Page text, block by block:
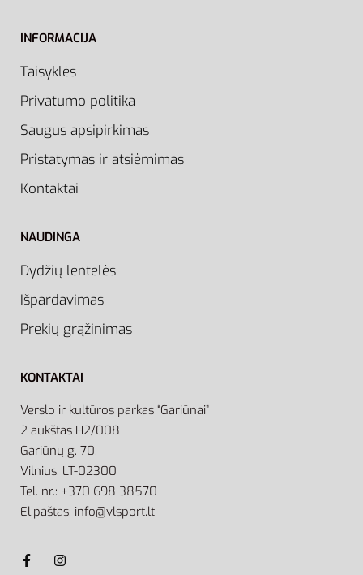
INFORMACIJA
Taisyklės
Privatumo politika
Saugus apsipirkimas
Pristatymas ir atsiėmimas
Kontaktai
NAUDINGA
Dydžių lentelės
Išpardavimas
Prekių grąžinimas
KONTAKTAI
Verslo ir kultūros parkas “Gariūnai”
2 aukštas H2/008
Gariūnų g. 70,
Vilnius, LT-02300
Tel. nr.: +370 698 38570
El.paštas: info@vlsport.lt